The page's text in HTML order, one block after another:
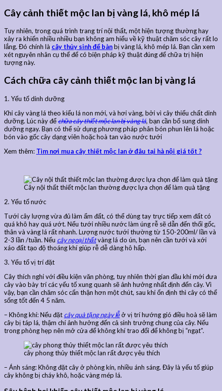
Cây cảnh thiết mộc lan bị vàng lá, khô mép lá
Tuy nhiên, trong quá trình trang trí nội thất, một hiện tượng thường hay
xảy ra khiến nhiều nhiều bạn không am hiểu về kỹ thuật chăm sóc cây rất lo
lắng. Đó chính là cây thủy sinh để bànbị vàng lá, khô mép lá. Bạn cần xem
xét nguyên nhân cụ thể để có biện pháp kỹ thuật đúng để chữa trị hiện
tượng này.
Cách chữa cây cảnh thiết mộc lan bị vàng lá
1. Yếu tố dinh dưỡng
Khi cây vàng lá theo kiểu lá non mới, và hơi vàng, bởi vì cây thiếu chất dinh
dưỡng. Lúc này đểchữa cây thiết mộc lan bị vàng lá, bạn cần bổ sung dinh
dưỡng ngay. Bạn có thể sử dụng phương pháp phân bón phun lên lá hoặc
bón vào gốc cây dạng viên hoặc hoà tan vào nước tưới
Xem thêm: Tìm nơi mua cây thiết mộc lan ở đâu tại hà nội giá tốt ?
Cây nội thất thiết mộc lan thường được lựa chọn để làm quà tặng
2. Yếu tố nước
Tưới cây lượng vừa đủ làm ẩm đất, có thể dùng tay trực tiếp xem đất có
quá khô hay quá ướt. Nếu tưới nhiều nước làm úng rễ sẽ dẫn đến thối gốc,
thân và vàng lá rất nhanh. Lượng nước tưới thường từ 150-200ml/ lần và
2-3 lần /tuần. Nếu cây ngoại thấtvàng lá do ún, bạn nên cần tưới và xới
xáo đất tạo độ thoáng khí giúp rễ dễ dàng hô hấp.
3. Yếu tố vị trí đặt
Cây thích nghi với điều kiện văn phòng, tuy nhiên thời gian đầu khi mới đưa
cây vào bày trí các yếu tố xung quanh sẽ ảnh hưởng nhất định đến cây. Vì
vậy, bạn cần chăm sóc cẩn thận hơn một chút, sau khi ổn định thì cây có thể
sống tốt đến 4 5 năm.
– Không khí: Nếu đặt cây quà tặng ngày lễở vị trí hướng gió điều hoà sẽ làm
cây bị táp lá, thậm chí ảnh hưởng đến cả sinh trưởng chung của cây. Nếu
trong phòng hẹp nên mở cửa để không khí trao đổi để không bị “ngạt”.
cây phong thủy thiết mộc lan rất được yêu thích
– Ánh sáng: Không đặt cây ở phòng kín, nhiều ánh sáng. Đây là yếu tố giúp
cây không bị cháy khô, hoặc vàng mép lá.